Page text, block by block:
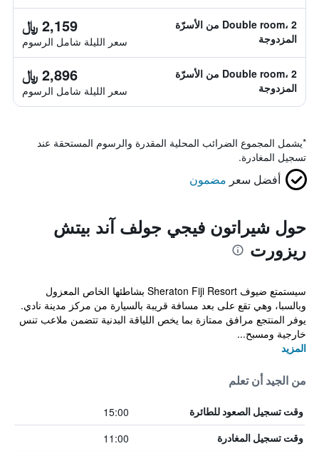
Double room، 2 من الأسرّة
المزدوجة
2,159 ﷼
سعر الليلة شامل الرسوم
Double room، 2 من الأسرّة
المزدوجة
2,896 ﷼
سعر الليلة شامل الرسوم
*يشمل المجموع الضرائب المحلية المقدرة والرسوم المستحقة عند
تسجيل المغادرة.
أفضل سعر مضمون
حول شيراتون فيجي جولف آند بيتش
ريزورت
سيستمتع ضيوف Sheraton Fiji Resort بشاطئها الخاص المعزول
وبالسبا، وهي تقع على بعد مسافة قريبة بالسيارة من مركز مدينة نادي.
يوفر المنتجع مرافق ممتازة بما يخص اللياقة البدنية تتضمن ملاعب تنس
خارجية ومسبح...
المزيد
من الجيد أن تعلم
وقت تسجيل الصعود للطائرة 15:00
وقت تسجيل المغادرة 11:00